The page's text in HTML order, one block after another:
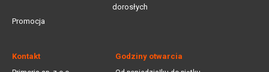
dorosłych
Promocja
Kontakt Godziny otwarcia